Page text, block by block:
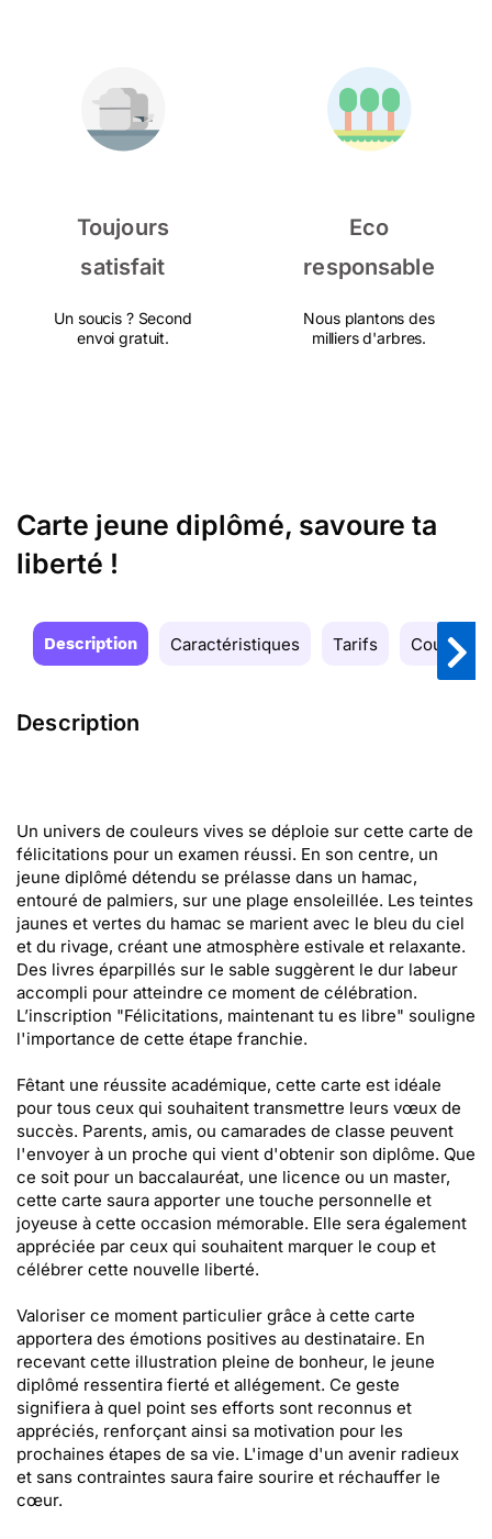
Toujours
satisfait
Un soucis ? Second
envoi gratuit.
Eco
responsable
Nous plantons des
milliers d'arbres.
Carte jeune diplômé, savoure ta
liberté !
Description Caractéristiques Tarifs Couleurs
Description
Un univers de couleurs vives se déploie sur cette carte de
félicitations pour un examen réussi. En son centre, un
jeune diplômé détendu se prélasse dans un hamac,
entouré de palmiers, sur une plage ensoleillée. Les teintes
jaunes et vertes du hamac se marient avec le bleu du ciel
et du rivage, créant une atmosphère estivale et relaxante.
Des livres éparpillés sur le sable suggèrent le dur labeur
accompli pour atteindre ce moment de célébration.
L’inscription "Félicitations, maintenant tu es libre" souligne
l'importance de cette étape franchie.
Fêtant une réussite académique, cette carte est idéale
pour tous ceux qui souhaitent transmettre leurs vœux de
succès. Parents, amis, ou camarades de classe peuvent
l'envoyer à un proche qui vient d'obtenir son diplôme. Que
ce soit pour un baccalauréat, une licence ou un master,
cette carte saura apporter une touche personnelle et
joyeuse à cette occasion mémorable. Elle sera également
appréciée par ceux qui souhaitent marquer le coup et
célébrer cette nouvelle liberté.
Valoriser ce moment particulier grâce à cette carte
apportera des émotions positives au destinataire. En
recevant cette illustration pleine de bonheur, le jeune
diplômé ressentira fierté et allégement. Ce geste
signifiera à quel point ses efforts sont reconnus et
appréciés, renforçant ainsi sa motivation pour les
prochaines étapes de sa vie. L'image d'un avenir radieux
et sans contraintes saura faire sourire et réchauffer le
cœur.